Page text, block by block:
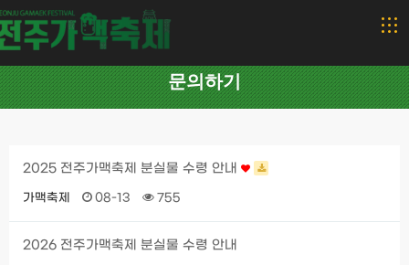
문의하기
2025 전주가맥축제 분실물 수령 안내
가맥축제 08-13 755
2026 전주가맥축제 분실물 수령 안내